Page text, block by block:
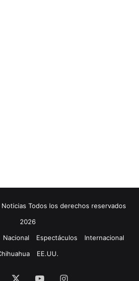
Todos los derechos reservados
2026
Nacional Espectáculos
Internacional
EE.UU.
YouTubeInstagram